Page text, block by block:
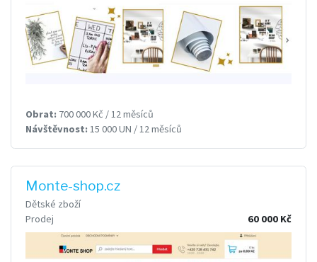
Obrat: 700 000 Kč / 12 měsíců
Návštěvnost: 15 000 UN / 12 měsíců
Monte-shop.cz
Dětské zboží
Prodej
60 000 Kč